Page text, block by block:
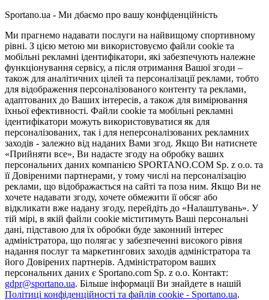
Sportano.ua - Ми дбаємо про вашу конфіденційність
Ми прагнемо надавати послуги на найвищому спортивному
рівні. З цією метою ми використовуємо файли cookie та
мобільні рекламні ідентифікатори, які забезпечують належне
функціонування сервісу, а після отримання Вашої згоди –
також для аналітичних цілей та персоналізації реклами, тобто
для відображення персоналізованого контенту та реклами,
адаптованих до Ваших інтересів, а також для вимірювання
їхньої ефективності. Файли cookie та мобільні рекламні
ідентифікатори можуть використовуватися як для
персоналізованих, так і для неперсоналізованих рекламних
заходів - залежно від наданих Вами згод. Якщо Ви натиснете
«Прийняти все», Ви надасте згоду на обробку ваших
персональних даних компанією SPORTANO.COM Sp. z o.o. та
її Довіреними партнерами, у тому числі на персоналізацію
реклами, що відображається на сайті та поза ним. Якщо Ви не
хочете надавати згоду, хочете обмежити її обсяг або
відкликати вже надану згоду, перейдіть до «Налаштувань». У
тій мірі, в якій файли cookie міститимуть Ваші персональні
дані, підставою для їх обробки буде законний інтерес
адміністратора, що полягає у забезпеченні високого рівня
надання послуг та маркетингових заходів адміністратора та
його Довірених партнерів. Адміністратором ваших
персональних даних є Sportano.com Sp. z o.o. Контакт:
gdpr@sportano.ua. Більше інформації Ви знайдете в нашій
Політиці конфіденційності та файлів cookie - Sportano.ua.